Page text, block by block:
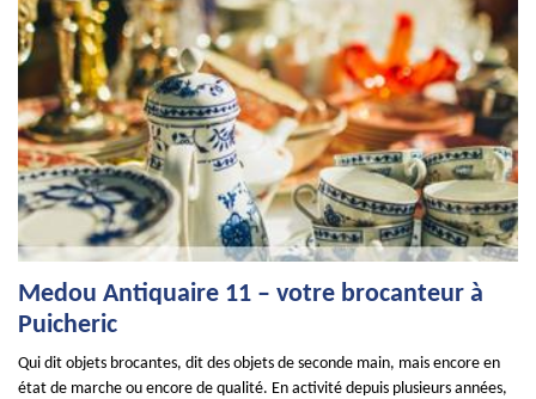
Medou Antiquaire 11 – votre brocanteur à
Puicheric
Qui dit objets brocantes, dit des objets de seconde main, mais encore en
état de marche ou encore de qualité. En activité depuis plusieurs années,